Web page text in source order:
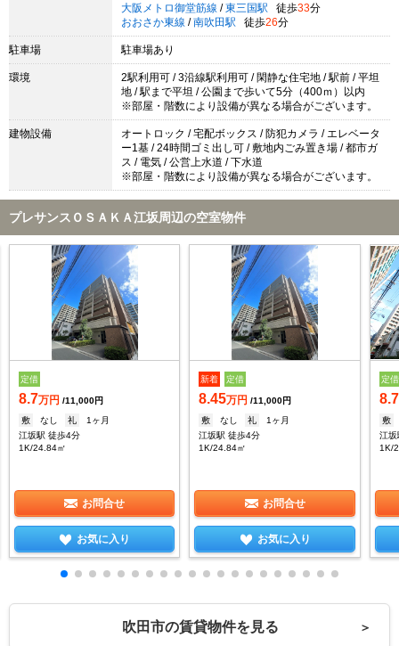
大阪メトロ御堂筋線 / 東三国駅 徒歩33分
おおさか東線 / 南吹田駅 徒歩26分
駐車場 駐車場あり
環境
2駅利用可 / 3沿線駅利用可 / 閑静な住宅地 / 駅前 / 平坦
地 / 駅まで平坦 / 公園まで歩いて5分（400ｍ）以内
※部屋・階数により設備が異なる場合がございます。
建物設備
オートロック / 宅配ボックス / 防犯カメラ / エレベータ
ー1基 / 24時間ゴミ出し可 / 敷地内ごみ置き場 / 都市ガ
ス / 電気 / 公営上水道 / 下水道
※部屋・階数により設備が異なる場合がございます。
プレサンスＯＳＡＫＡ江坂周辺の空室物件
定借
8.7万円 /11,000円
敷
なし 礼
1ヶ月
江坂駅 徒歩4分
1K/24.84㎡
お問合せ
お気に入り
新着 定借
8.45万円 /11,000円
敷
なし 礼
1ヶ月
江坂駅 徒歩4分
1K/24.84㎡
お問合せ
お気に入り
定借
8.7
敷
江坂
1K/
吹田市の賃貸物件を見る ＞